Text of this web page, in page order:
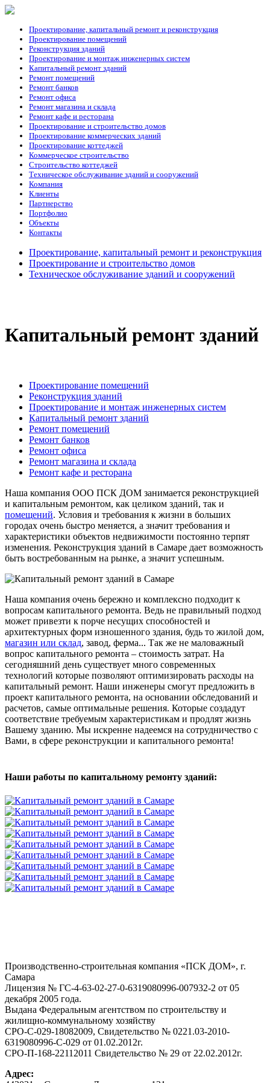
Проектирование, капитальный ремонт и реконструкция
Проектирование помещений
Реконструкция зданий
Проектирование и монтаж инженерных систем
Капитальный ремонт зданий
Ремонт помещений
Ремонт банков
Ремонт офиса
Ремонт магазина и склада
Ремонт кафе и ресторана
Проектирование и строительство домов
Проектирование коммерческих зданий
Проектирование коттеджей
Коммерческое строительство
Строительство коттеджей
Техническое обслуживание зданий и сооружений
Компания
Клиенты
Партнерство
Портфолио
Объекты
Контакты
Проектирование, капитальный ремонт и реконструкция
Проектирование и строительство домов
Техническое обслуживание зданий и сооружений
Капитальный ремонт зданий
Проектирование помещений
Реконструкция зданий
Проектирование и монтаж инженерных систем
Капитальный ремонт зданий
Ремонт помещений
Ремонт банков
Ремонт офиса
Ремонт магазина и склада
Ремонт кафе и ресторана
Наша компания ООО ПСК ДОМ занимается реконструкцией
и капитальным ремонтом, как целиком зданий, так и
помещений. Условия и требования к жизни в больших
городах очень быстро меняется, а значит требования и
характеристики объектов недвижимости постоянно терпят
изменения. Реконструкция зданий в Самаре дает возможность
быть востребованным на рынке, а значит успешным.
Наша компания очень бережно и комплексно подходит к
вопросам капитального ремонта. Ведь не правильный подход
может привезти к порче несущих способностей и
архитектурных форм изношенного здания, будь то жилой дом,
магазин или склад, завод, ферма... Так же не маловажный
вопрос капитального ремонта – стоимость затрат. На
сегодняшний день существует много современных
технологий которые позволяют оптимизировать расходы на
капитальный ремонт. Наши инженеры смогут предложить в
проект капитального ремонта, на основании обследований и
расчетов, самые оптимальные решения. Которые создадут
соответствие требуемым характеристикам и продлят жизнь
Вашему зданию. Мы искренне надеемся на сотрудничество с
Вами, в сфере реконструкции и капитального ремонта!
Наши работы по капитальному ремонту зданий:
Производственно-строительная компания «ПСК ДОМ», г.
Самара
Лицензия № ГС-4-63-02-27-0-6319080996-007932-2 от 05
декабря 2005 года.
Выдана Федеральным агентством по строительству и
жилищно-коммунальному хозяйству
СРО-С-029-18082009, Свидетельство № 0221.03-2010-
6319080996-С-029 от 01.02.2012г.
СРО-П-168-22112011 Свидетельство № 29 от 22.02.2012г.
Адрес: